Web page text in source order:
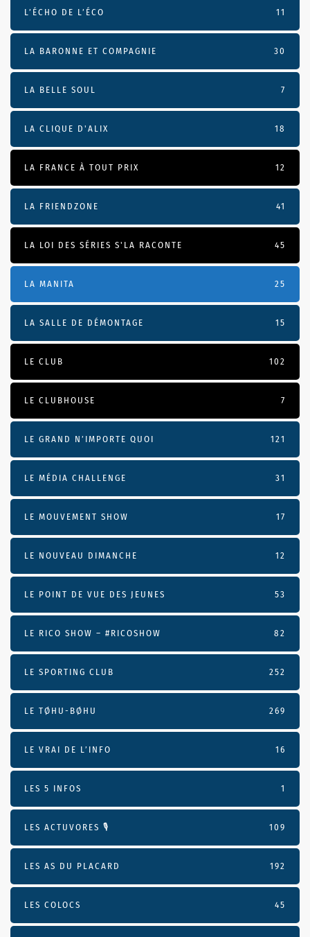
L’ÉCHO DE L’ÉCO 11
LA BARONNE ET COMPAGNIE 30
LA BELLE SOUL 7
LA CLIQUE D'ALIX 18
LA FRANCE À TOUT PRIX 12
LA FRIENDZONE 41
LA LOI DES SÉRIES S'LA RACONTE 45
LA MANITA 25
LA SALLE DE DÉMONTAGE 15
LE CLUB 102
LE CLUBHOUSE 7
LE GRAND N’IMPORTE QUOI 121
LE MÉDIA CHALLENGE 31
LE MOUVEMENT SHOW 17
LE NOUVEAU DIMANCHE 12
LE POINT DE VUE DES JEUNES 53
LE RICO SHOW – #RICOSHOW 82
LE SPORTING CLUB 252
LE TØHU-BØHU 269
LE VRAI DE L’INFO 16
LES 5 INFOS 1
LES ACTUVORES 🎙 109
LES AS DU PLACARD 192
LES COLOCS 45